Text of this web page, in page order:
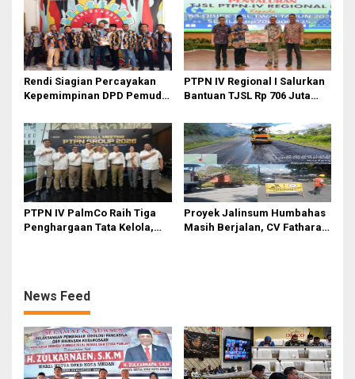
Anak
Ahmad
Rendi Siagian Percayakan
Kepemimpinan DPD Pemuda
kepada Josef Sembiring
PTPN IV Regional I Salurkan
Bantuan TJSL Rp 706 Juta
Berkelanjutan
PTPN IV PalmCo Raih Tiga
Penghargaan Tata Kelola,
Proyek Jalinsum Humbahas
Masih Berjalan, CV Fathara
News Feed